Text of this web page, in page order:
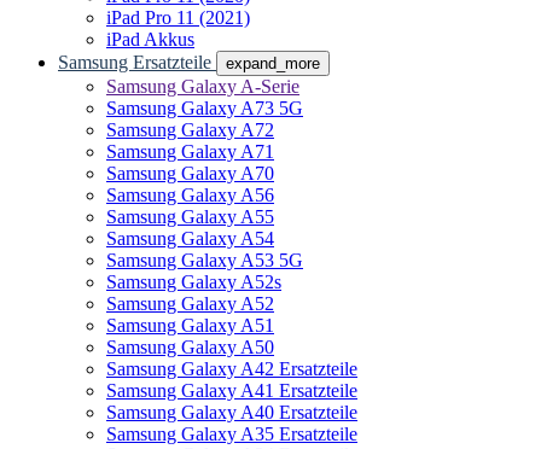
iPad Pro 11 (2021)
iPad Akkus
Samsung Ersatzteile
expand_more
Samsung Galaxy A-Serie
Samsung Galaxy A73 5G
Samsung Galaxy A72
Samsung Galaxy A71
Samsung Galaxy A70
Samsung Galaxy A56
Samsung Galaxy A55
Samsung Galaxy A54
Samsung Galaxy A53 5G
Samsung Galaxy A52s
Samsung Galaxy A52
Samsung Galaxy A51
Samsung Galaxy A50
Samsung Galaxy A42 Ersatzteile
Samsung Galaxy A41 Ersatzteile
Samsung Galaxy A40 Ersatzteile
Samsung Galaxy A35 Ersatzteile